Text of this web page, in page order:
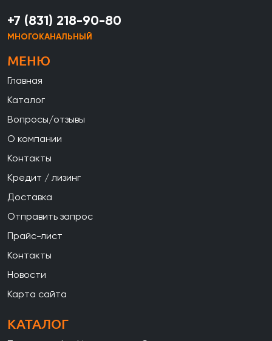
+7 (831) 218-90-80
МНОГОКАНАЛЬНЫЙ
МЕНЮ
Главная
Каталог
Вопросы/отзывы
О компании
Контакты
Кредит / лизинг
Доставка
Отправить запрос
Прайс-лист
Контакты
Новости
Карта сайта
КАТАЛОГ